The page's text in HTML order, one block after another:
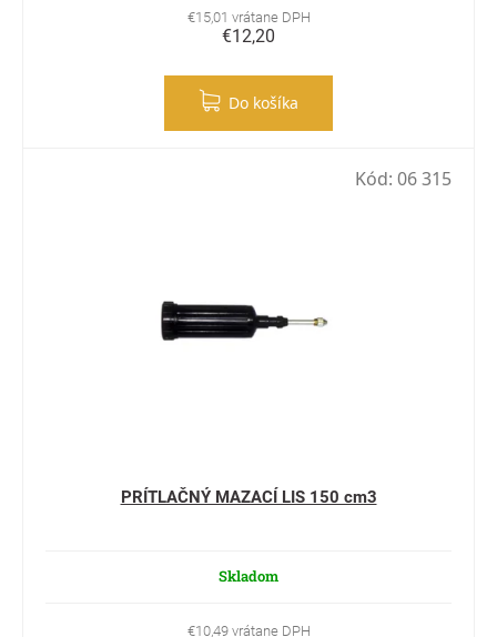
€15,01 vrátane DPH
€12,20
Do košíka
PRÍTLAČNÝ MAZACÍ LIS 150 cm3
Skladom
€10,49 vrátane DPH
Kód: 06 315